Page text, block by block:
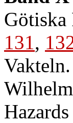
Götiska
131,